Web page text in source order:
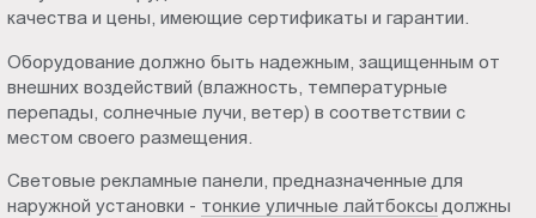
качества и цены, имеющие сертификаты и гарантии.
Оборудование должно быть надежным, защищенным от
внешних воздействий (влажность, температурные
перепады, солнечные лучи, ветер) в соответствии с
местом своего размещения.
Световые рекламные панели, предназначенные для
наружной установки - тонкие уличные лайтбоксы должны